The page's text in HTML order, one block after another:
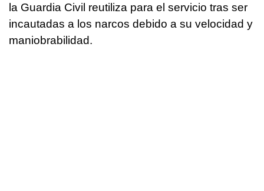
la Guardia Civil reutiliza para el servicio tras ser
incautadas a los narcos debido a su velocidad y
maniobrabilidad.